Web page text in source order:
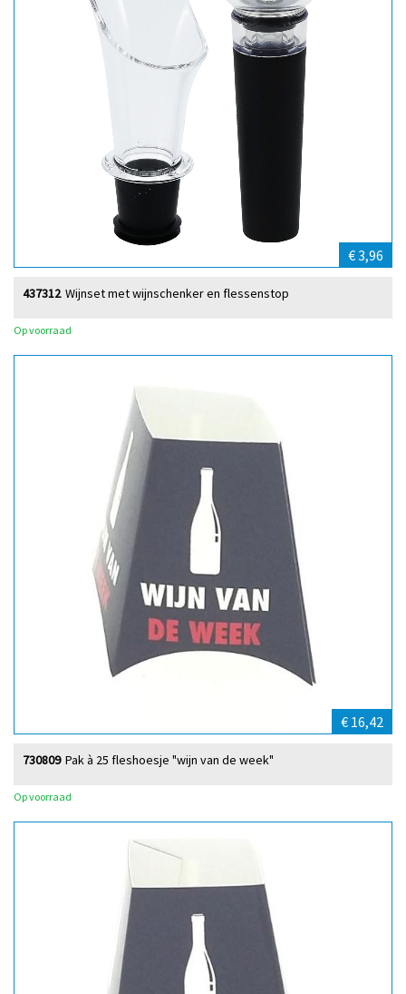
€ 3,96
Wijnset met wijnschenker en flessenstop
437312
Op voorraad
€ 16,42
Pak à 25 fleshoesje "wijn van de week"
730809
Op voorraad